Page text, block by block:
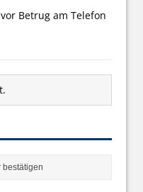
Betrug am Telefon